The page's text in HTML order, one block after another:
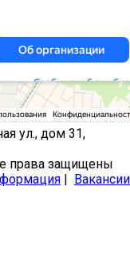
ул., дом 31,
права защищены
| Вакансии